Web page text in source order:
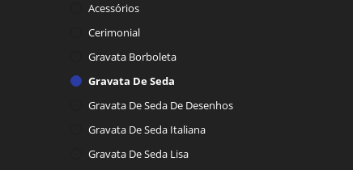
Acessórios
Cerimonial
Gravata Borboleta
Gravata De Seda
Gravata De Seda De Desenhos
Gravata De Seda Italiana
Gravata De Seda Lisa